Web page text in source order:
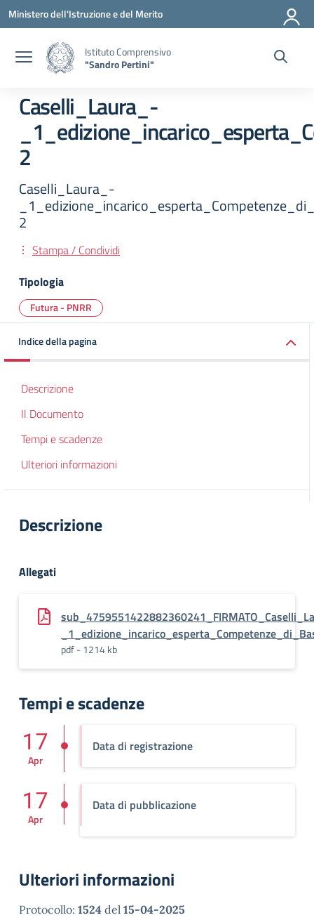
Vai ai contenuti
Vai al menu di navigazione
Vai al footer
Ministero dell'Istruzione e del Merito
Istituto Comprensivo
"Sandro Pertini"
Caselli_Laura_-
2
Caselli_Laura_-
2
Stampa / Condividi
Tipologia
Futura - PNRR
Indice della pagina
Descrizione
Il Documento
Tempi e scadenze
Ulteriori informazioni
Descrizione
Allegati
pdf - 1214 kb
Tempi e scadenze
Data di registrazione
17
Apr
Data di pubblicazione
17
Apr
Ulteriori informazioni
Protocollo: 1524 del 15-04-2025